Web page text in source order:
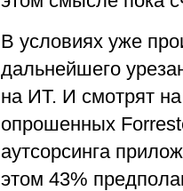
В условиях уже
дальнейшего
на ИТ. И смотрят на
опрошенных
аутсорсинга
этом 43%